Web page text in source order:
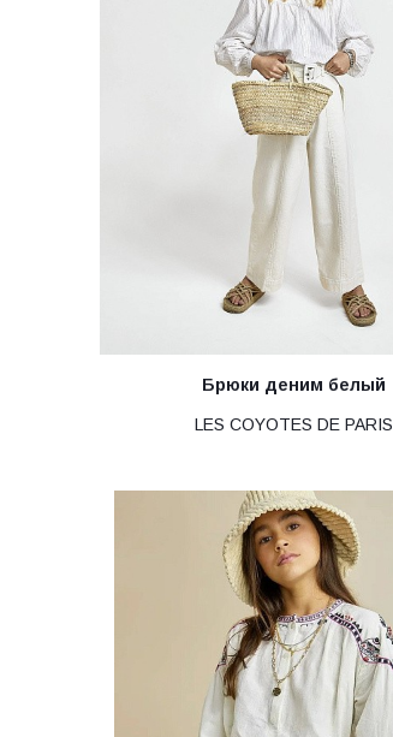
Брюки деним белый
LES COYOTES DE PARIS